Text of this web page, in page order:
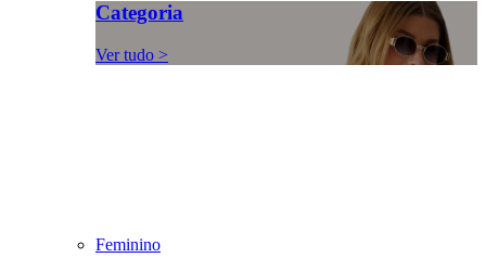
Categoria
Ver tudo >
Feminino